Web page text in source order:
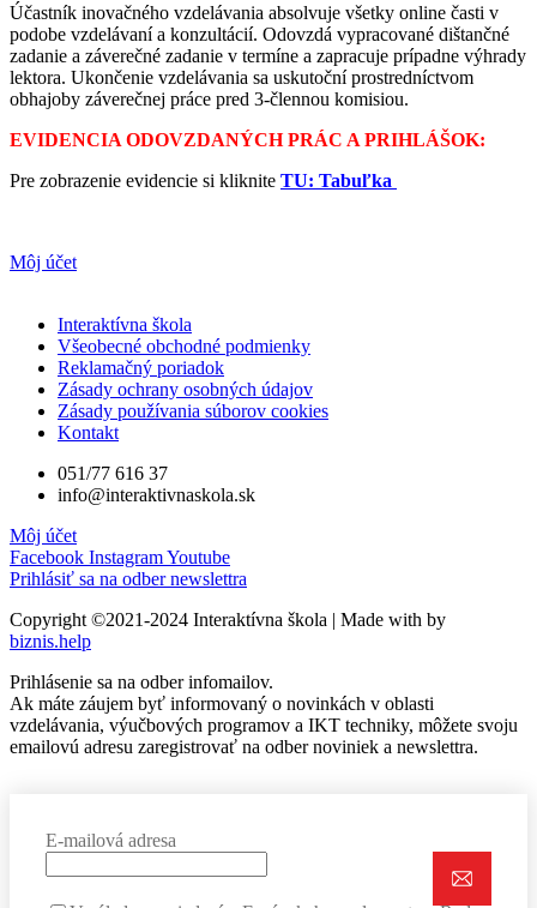
Účastník inovačného vzdelávania absolvuje všetky online časti v
podobe vzdelávaní a konzultácií. Odovzdá vypracované dištančné
zadanie a záverečné zadanie v termíne a zapracuje prípadne výhrady
lektora. Ukončenie vzdelávania sa uskutoční prostredníctvom
obhajoby záverečnej práce pred 3-člennou komisiou.
EVIDENCIA ODOVZDANÝCH PRÁC A PRIHLÁŠOK:
Pre zobrazenie evidencie si kliknite TU: Tabuľka
Môj účet
Interaktívna škola
Všeobecné obchodné podmienky
Reklamačný poriadok
Zásady ochrany osobných údajov
Zásady používania súborov cookies
Kontakt
051/77 616 37
info@interaktivnaskola.sk
Môj účet
Facebook InstagramYoutube
Prihlásiť sa na odber newslettra
Copyright ©2021-2024 Interaktívna škola | Made with by
biznis.help
Prihlásenie sa na odber infomailov.
Ak máte záujem byť informovaný o novinkách v oblasti
vzdelávania, výučbových programov a IKT techniky, môžete svoju
emailovú adresu zaregistrovať na odber noviniek a newslettra.
E-mailová adresa